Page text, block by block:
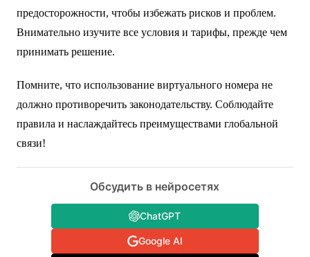
предосторожности, чтобы избежать рисков и проблем.
Внимательно изучите все условия и тарифы, прежде чем
принимать решение.
Помните, что использование виртуального номера не
должно противоречить законодательству. Соблюдайте
правила и наслаждайтесь преимуществами глобальной
связи!
Обсудить в нейросетях
ChatGPT
Google AI